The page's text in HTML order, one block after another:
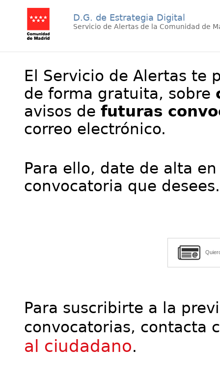
D.G. de Estrategia Digital
Servicio de Alertas de la Comunidad de
El Servicio de Alertas te
de forma gratuita, sobre
avisos de futuras
correo electrónico.
Para ello, date de alta
convocatoria que desees.
Para suscribirte a la
convocatorias, contacta
al ciudadano.